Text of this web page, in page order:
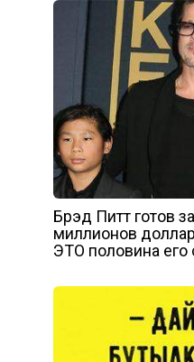
Брэд Питт готов
миллионов
ЭТО половина его